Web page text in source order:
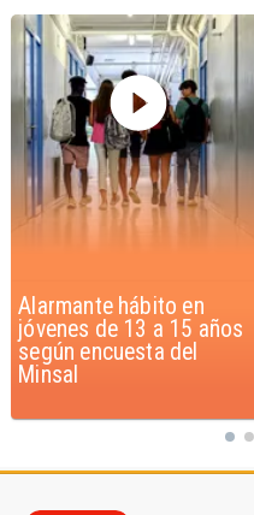
Aprueban creación del
Parque Sebastián Piñera
con inversión de $4 mil
millones